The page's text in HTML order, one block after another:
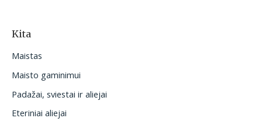
Kita
Maistas
Maisto gaminimui
Padažai, sviestai ir aliejai
Eteriniai aliejai